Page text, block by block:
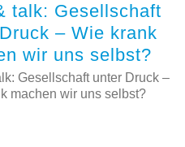
talk: Gesellschaft
– Wie krank
wir uns selbst?
Gesellschaft unter Druck –
machen wir uns selbst?